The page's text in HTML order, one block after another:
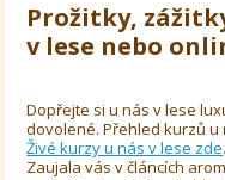
Prožitky,
v lese nebo
Dopřejte si u nás v lese
dovolené. Přehled kurzů u
Živé kurzy u nás v lese zde.
Zaujala vás v článcích